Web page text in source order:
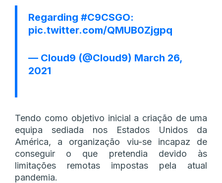
Regarding #C9CSGO:
pic.twitter.com/QMUB0Zjgpq
— Cloud9 (@Cloud9) March 26,
2021
Tendo como objetivo inicial a criação de uma
equipa sediada nos Estados Unidos da
América, a organização viu-se incapaz de
conseguir o que pretendia devido às
limitações remotas impostas pela atual
pandemia.